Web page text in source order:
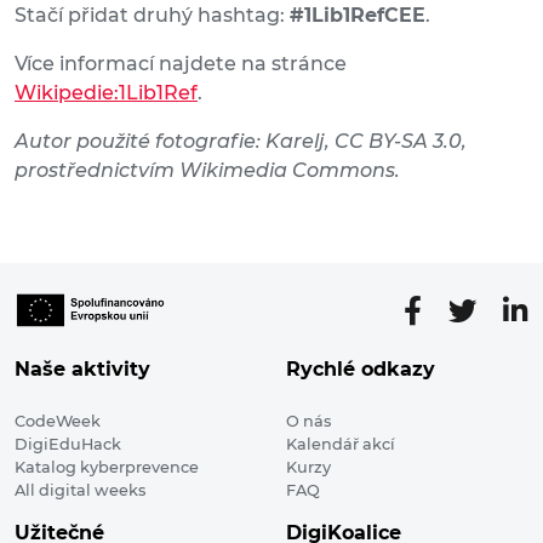
Stačí přidat druhý hashtag: #1Lib1RefCEE.
Více informací najdete na stránce
Wikipedie:1Lib1Ref.
Autor použité fotografie: Karelj, CC BY-SA 3.0,
prostřednictvím Wikimedia Commons.
Naše aktivity
CodeWeek
DigiEduHack
Katalog kyberprevence
All digital weeks
Rychlé odkazy
O nás
Kalendář akcí
Kurzy
FAQ
Užitečné DigiKoalice